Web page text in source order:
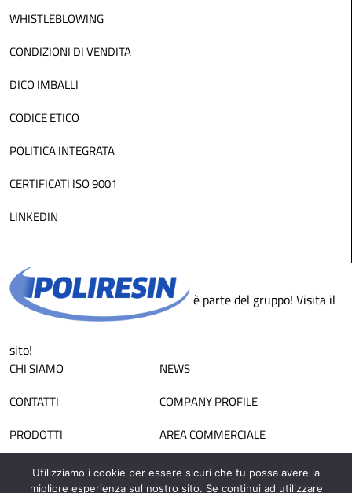
WHISTLEBLOWING
CONDIZIONI DI VENDITA
DICO IMBALLI
CODICE ETICO
POLITICA INTEGRATA
CERTIFICATI ISO 9001
LINKEDIN
è parte del gruppo! Visita il
sito!
CHI SIAMO NEWS
CONTATTI COMPANY PROFILE
PRODOTTI AREA COMMERCIALE
LAVORA CON NOI AREA RISERVATA
Utilizziamo i cookie per essere sicuri che tu possa avere la
migliore esperienza sul nostro sito. Se continui ad utilizzare